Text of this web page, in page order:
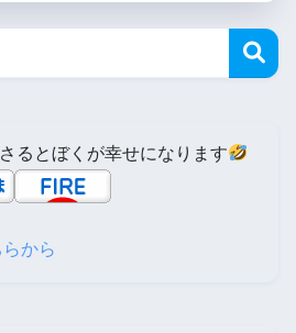
るとぼくが幸せになります
から